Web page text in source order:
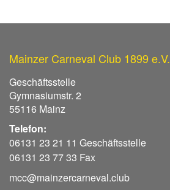
Mainzer Carneval Club 1899 e.V.
Geschäftsstelle
Gymnasiumstr. 2
55116 Mainz
Telefon:
06131 23 21 11 Geschäftsstelle
06131 23 77 33 Fax
mcc@mainzercarneval.club